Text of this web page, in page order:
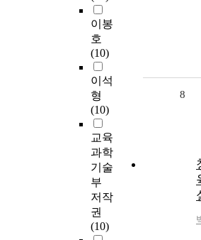
이봉
호
(10)
이석
형
(10)
교육
과학
기술
부
저작
권
(10)
8